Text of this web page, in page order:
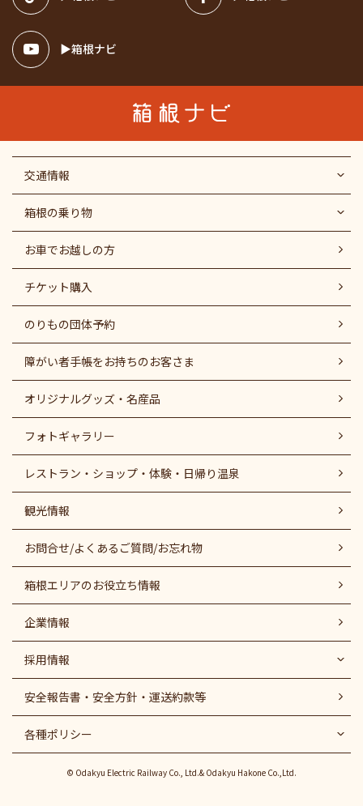
箱根ナビ
交通情報
箱根の乗り物
お車でお越しの方
チケット購入
のりもの団体予約
障がい者⼿帳をお持ちのお客さま
オリジナルグッズ・名産品
フォトギャラリー
レストラン・ショップ・体験・日帰り温泉
観光情報
お問合せ/よくあるご質問/お忘れ物
箱根エリアのお役立ち情報
企業情報
採用情報
安全報告書・安全方針・運送約款等
各種ポリシー
© Odakyu Electric Railway Co., Ltd.& Odakyu Hakone Co.,Ltd.